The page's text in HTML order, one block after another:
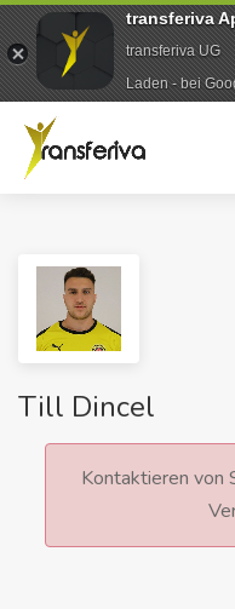
Till Dincel
Kontaktieren von
transferiva
transferiva UG
Laden - bei